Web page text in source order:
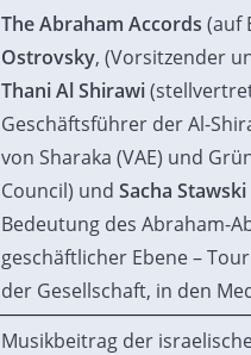
The Abraham Accords (auf
Ostrovsky, (Vorsitzender
Thani Al Shirawi
Geschäftsführer der Al-
von Sharaka (VAE) und
Council) und Sacha Stawski
Bedeutung des Abraham-
geschäftlicher Ebene –
der Gesellschaft, in den
Musikbeitrag der